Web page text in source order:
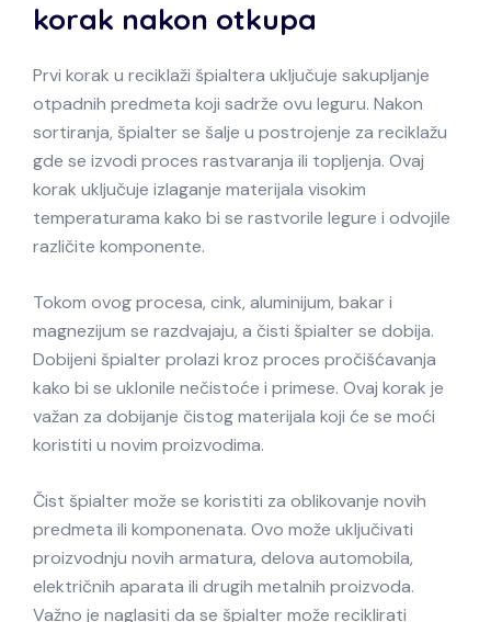
korak nakon otkupa
Prvi korak u reciklaži špialtera uključuje sakupljanje
otpadnih predmeta koji sadrže ovu leguru. Nakon
sortiranja, špialter se šalje u postrojenje za reciklažu
gde se izvodi proces rastvaranja ili topljenja. Ovaj
korak uključuje izlaganje materijala visokim
temperaturama kako bi se rastvorile legure i odvojile
različite komponente.
Tokom ovog procesa, cink, aluminijum, bakar i
magnezijum se razdvajaju, a čisti špialter se dobija.
Dobijeni špialter prolazi kroz proces pročišćavanja
kako bi se uklonile nečistoće i primese. Ovaj korak je
važan za dobijanje čistog materijala koji će se moći
koristiti u novim proizvodima.
Čist špialter može se koristiti za oblikovanje novih
predmeta ili komponenata. Ovo može uključivati
proizvodnju novih armatura, delova automobila,
električnih aparata ili drugih metalnih proizvoda.
Važno je naglasiti da se špialter može reciklirati